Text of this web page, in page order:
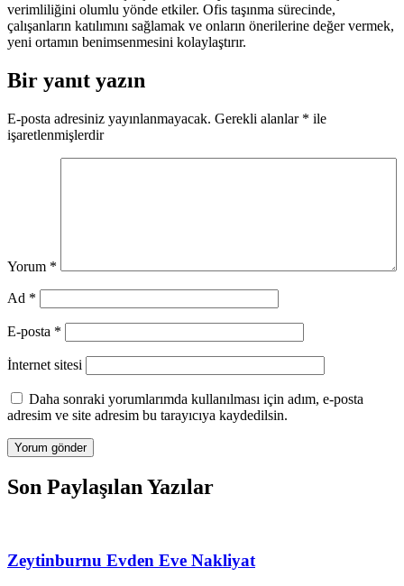
verimliliğini olumlu yönde etkiler. Ofis taşınma sürecinde,
çalışanların katılımını sağlamak ve onların önerilerine değer vermek,
yeni ortamın benimsenmesini kolaylaştırır.
Bir yanıt yazın
E-posta adresiniz yayınlanmayacak. Gerekli alanlar * ile
işaretlenmişlerdir
Yorum *
Ad *
E-posta *
İnternet sitesi
Daha sonraki yorumlarımda kullanılması için adım, e-posta
adresim ve site adresim bu tarayıcıya kaydedilsin.
Son Paylaşılan Yazılar
Zeytinburnu Evden Eve Nakliyat